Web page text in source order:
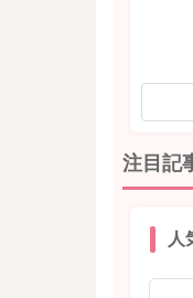
注目記
人